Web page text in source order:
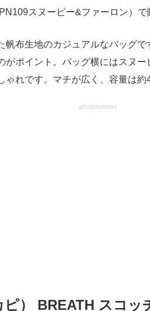
スヌーピー&ファーロン）で
布生地のカジュアルなバッグ
がポイント。バッグ横にはスヌ
れです。マチが広く、容量は約
advertisement
） BREATH スコッ